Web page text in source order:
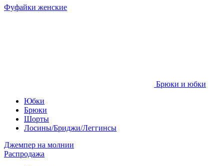
Фуфайки женские
Брюки и юбки
Юбки
Брюки
Шорты
Лосины/Бриджи/Леггинсы
Джемпер на молнии
Распродажа